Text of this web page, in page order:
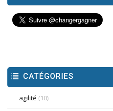
CATÉGORIES
agilité (10)